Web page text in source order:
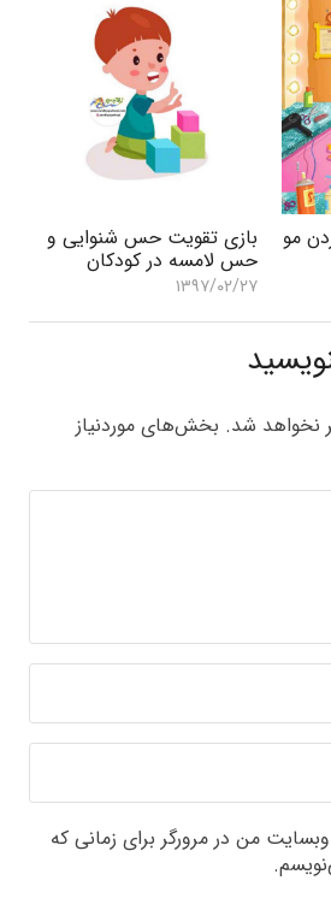
مو بازی تقویت حس شنوایی و
حس لامسه در کودکان
۱۳۹۷/۰۲/۲۷
نخواهد شد. بخش‌های موردنیاز
من در مرورگر برای زمانی که